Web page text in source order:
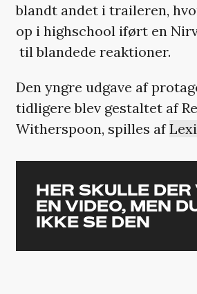
blandt andet i traileren,
op i highschool iført en
til blandede reaktioner.
Den yngre udgave af
tidligere blev gestaltet af
Witherspoon, spilles af
HER SKULLE
EN VIDEO, MEN
IKKE SE DEN